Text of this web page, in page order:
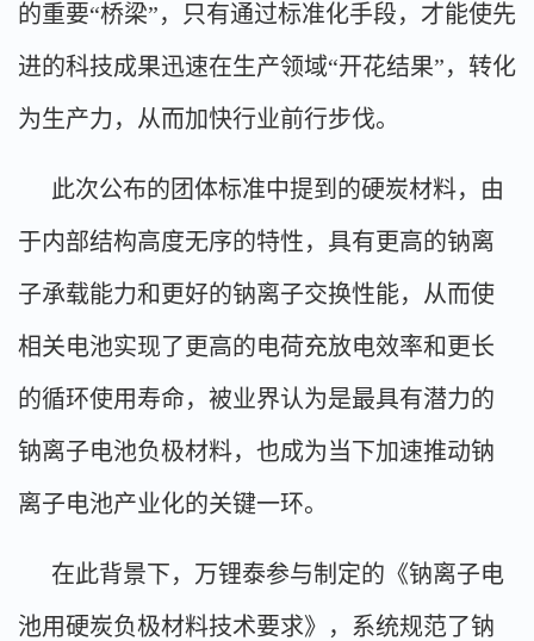
的重要“桥梁”，只有通过标准化手段，才能使先
进的科技成果迅速在生产领域“开花结果”，转化
为生产力，从而加快行业前行步伐。
此次公布的团体标准中提到的硬炭材料，由
于内部结构高度无序的特性，具有更高的钠离
子承载能力和更好的钠离子交换性能，从而使
相关电池实现了更高的电荷充放电效率和更长
的循环使用寿命，被业界认为是最具有潜力的
钠离子电池负极材料，也成为当下加速推动钠
离子电池产业化的关键一环。
在此背景下，万锂泰参与制定的《钠离子电
池用硬炭负极材料技术要求》，系统规范了钠